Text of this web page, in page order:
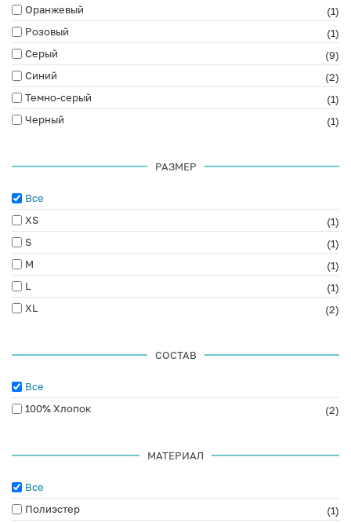
Оранжевый
(1)
Розовый
(1)
Серый
(9)
Синий
(2)
Темно-серый
(1)
Черный
(1)
РАЗМЕР
Все
XS
(1)
S
(1)
M
(1)
L
(1)
XL
(2)
СОСТАВ
Все
100% Хлопок
(2)
МАТЕРИАЛ
Все
Полиэстер
(1)